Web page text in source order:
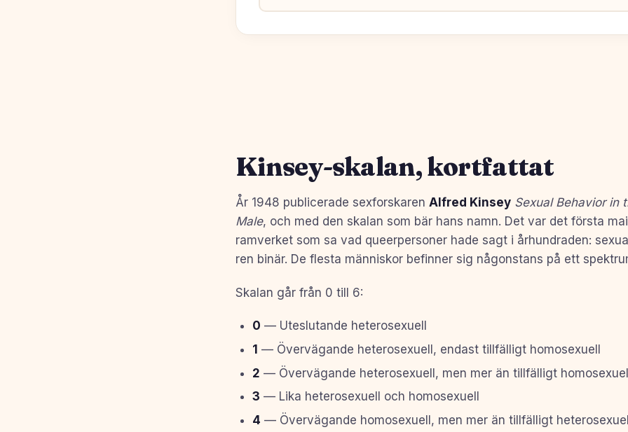
Kinsey-skalan, kortfattat
År 1948 publicerade sexforskaren Alfred Kinsey Sexual Behavior in
Male, och med den skalan som bär hans namn. Det var det första
ramverket som sa vad queerpersoner hade sagt i århundraden:
ren binär. De flesta människor befinner sig någonstans på ett
Skalan går från 0 till 6:
0 — Uteslutande heterosexuell
1 — Övervägande heterosexuell, endast tillfälligt homosexuell
2 — Övervägande heterosexuell, men mer än tillfälligt
3 — Lika heterosexuell och homosexuell
4 — Övervägande homosexuell, men mer än tillfälligt